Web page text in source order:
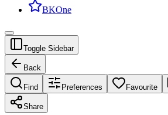
BKOne
Toggle Sidebar
Back
Find Preferences Favourite
Share